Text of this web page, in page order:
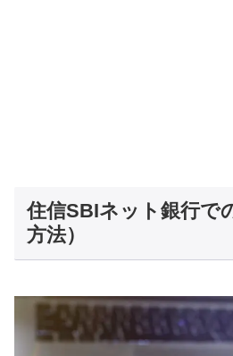
住信SBIネット銀行で
方法）